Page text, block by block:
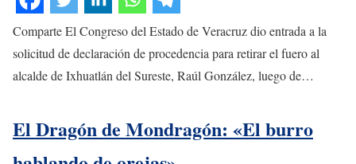
Comparte El Congreso del Estado de Veracruz dio entrada a la
solicitud de declaración de procedencia para retirar el fuero al
alcalde de Ixhuatlán del Sureste, Raúl González, luego de…
El Dragón de Mondragón: «El burro